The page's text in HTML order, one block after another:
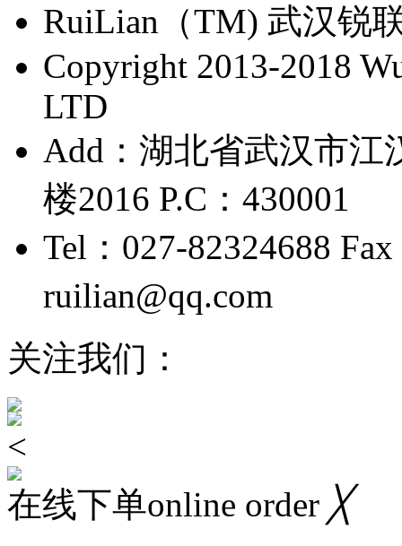
​RuiLian（TM) 武汉锐
Copyright 2013-2018
LTD
Add：湖北省武汉市江
楼2016 P.C：430001
Tel：027-82324688
ruilian@qq.com
关注我们：
<
在线下单online order ╳